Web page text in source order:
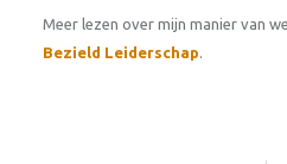
Meer lezen over mijn manier van
Bezield Leiderschap.